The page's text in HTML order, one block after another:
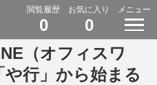
閲覧履歴
0
お気に入り
0
メニュー
（オフィスワ
行」から始まる